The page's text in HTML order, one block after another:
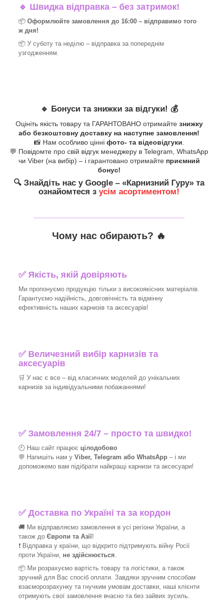
🔹 Швидка відправка – без затримок!
📦 Оформлюйте замовлення до 16:00 – відправимо того
ж дня!
📦 У суботу та неділю – відправка за попереднім
узгодженням.
🔹 Бонуси та знижки за відгуки! 💰
Оцініть якість товару та ГАРАНТОВАНО отримайте знижку
або безкоштовну доставку на наступне замовлення!
📸 Нам особливо цінні фото- та відеовідгуки.
💬 Повідомте про свій відгук менеджеру в Telegram, WhatsApp
чи Viber (на вибір) – і гарантовано отримайте приємний
бонус!
🔍 Знайдіть нас у Google – «Карнизний Гуру» та
ознайомтеся з усім асортиментом!
Чому нас обирають? 🔥
✅Якість, якій довіряють
Ми пропонуємо продукцію тільки з високоякісних матеріалів.
Гарантуємо надійність, довговічність та відмінну
ефективність наших карнизів та аксесуарів!
✅ Величезний вибір карнизів та
аксесуарів
🛒 У нас є все – від класичних моделей до унікальних
карнизів за індивідуальними побажаннями!
✅Замовлення 24/7 – просто та швидко!
🕘 Наш сайт працює цілодобово
💬 Напишіть нам у Viber, Telegram або WhatsApp – і ми
допоможемо вам підібрати найкращі карнизи та аксесуари!
✅Доставка по Україні та за кордон
🚚 Ми відправляємо замовлення в усі регіони України, а
також до Європи та Азії!
❗ Відправка у країни, що відкрито підтримують війну Росії
проти України, не здійснюється
📦 Ми розрахуємо вартість товару та логістики, а також
зручний для Вас спосіб оплати. Завдяки зручним способам
взаєморозрахунку та гнучким умовам доставки, наші клієнти
отримують свої замовлення вчасно та без зайвих зусиль.